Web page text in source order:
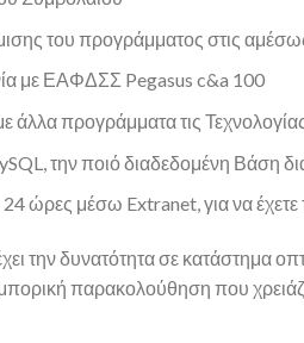
του προγράμματος στις
με ΕΑΦΔΣΣ Pegasus c&a 100
άλλα προγράμματα τις
την ποιό διαδεδομένη Βάση
ώρες μέσω Extranet, για να έχετε
την δυνατότητα σε κατάστημα
παρακολούθηση που